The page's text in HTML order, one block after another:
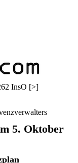
InsO [>]
5. Oktober